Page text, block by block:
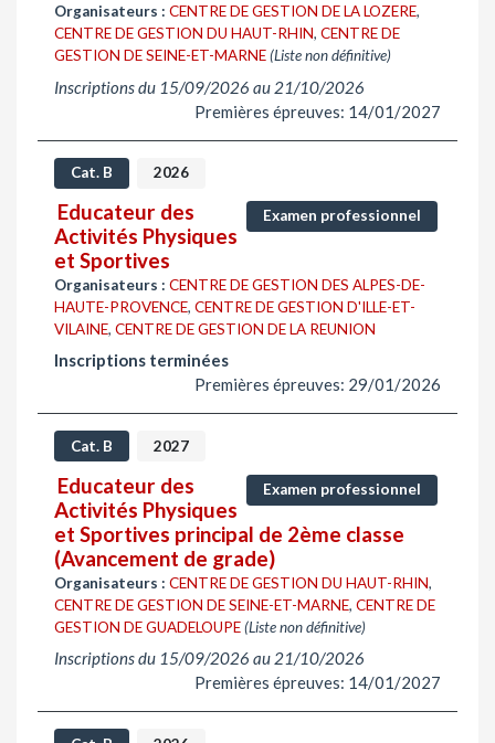
Organisateurs : CENTRE DE GESTION DE LA LOZERE,
CENTRE DE GESTION DU HAUT-RHIN, CENTRE DE
GESTION DE SEINE-ET-MARNE (Liste non définitive)
Inscriptions du 15/09/2026 au 21/10/2026
Premières épreuves: 14/01/2027
Cat. B 2026
Examen professionnel
Educateur des
Activités Physiques
et Sportives
Organisateurs : CENTRE DE GESTION DES ALPES-DE-
HAUTE-PROVENCE, CENTRE DE GESTION D'ILLE-ET-
VILAINE, CENTRE DE GESTION DE LA REUNION
Inscriptions terminées
Premières épreuves: 29/01/2026
Cat. B 2027
Examen professionnel
Educateur des
Activités Physiques
et Sportives principal de 2ème classe
(Avancement de grade)
Organisateurs : CENTRE DE GESTION DU HAUT-RHIN,
CENTRE DE GESTION DE SEINE-ET-MARNE, CENTRE DE
GESTION DE GUADELOUPE (Liste non définitive)
Inscriptions du 15/09/2026 au 21/10/2026
Premières épreuves: 14/01/2027